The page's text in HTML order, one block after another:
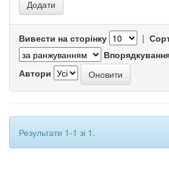
Вивести на сторінку |
Автори
Результати 1-1 зі 1.